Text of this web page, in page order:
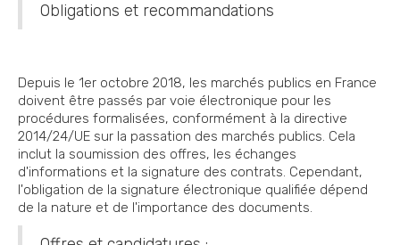
Obligations et recommandations
Depuis le 1er octobre 2018, les marchés publics en France
doivent être passés par voie électronique pour les
procédures formalisées, conformément à la directive
2014/24/UE sur la passation des marchés publics. Cela
inclut la soumission des offres, les échanges
d'informations et la signature des contrats. Cependant,
l'obligation de la signature électronique qualifiée dépend
de la nature et de l'importance des documents.